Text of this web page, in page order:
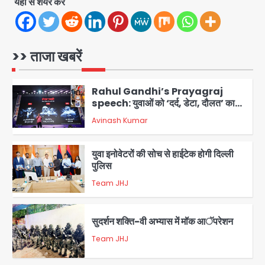
>> ताजा खबरें
Noida Sector-49: सेक्टर-49 में 18
2
Rahul Gandhi’s Prayagraj
speech: युवाओं को ‘दर्द, डेटा, दौलत’ का
संदेश, बीजेपी का वार
Avinash Kumar
3
युवा इनोवेटरों की सोच से हाईटेक होगी दिल्ली
पुलिस
Team JHJ
4
सुदर्शन शक्ति-वी अभ्यास में मॉक आॅपरेशन
Team JHJ